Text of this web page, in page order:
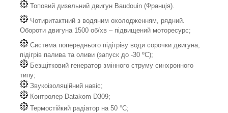
Топовий дизельний двигун Baudouin (Франція).
Чотиритактний з водяним охолодженням, рядний.
Обороти двигуна 1500 об/хв – підвищений моторесурс;
Система попереднього підігріву води сорочки двигуна,
підігрів палива та оливи (запуск до -30 ºС);
Безщітковий генератор змінного струму синхронного
типу;
Звукоізоляційний навіс;
Контролер Datakom D309;
Термостійкий радіатор на 50 °C;